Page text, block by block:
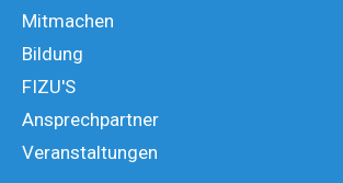
Mitmachen
Bildung
FIZU'S
Ansprechpartner
Veranstaltungen